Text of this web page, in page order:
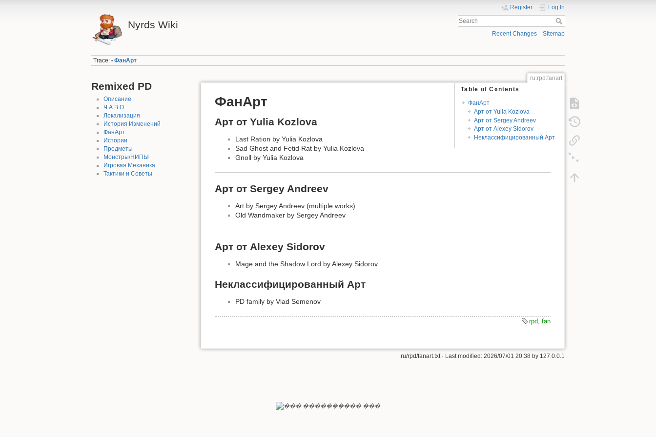
Nyrds Wiki
Register Log In
Recent Changes Sitemap
Trace: • ФанАрт
Remixed PD
Описание
Ч.А.В.О
Локализация
История Изменений
ФанАрт
Истории
Предметы
Монстры/НИПЫ
Игровая Механика
Тактики и Советы
ru:rpd:fanart
Table of Contents
ФанАрт
Арт от Yulia Kozlova
Арт от Sergey Andreev
Арт от Alexey Sidorov
Неклассифицированный Арт
ФанАрт
Арт от Yulia Kozlova
Last Ration by Yulia Kozlova
Sad Ghost and Fetid Rat by Yulia Kozlova
Gnoll by Yulia Kozlova
Арт от Sergey Andreev
Art by Sergey Andreev (multiple works)
Old Wandmaker by Sergey Andreev
Арт от Alexey Sidorov
Mage and the Shadow Lord by Alexey Sidorov
Неклассифицированный Арт
PD family by Vlad Semenov
rpd fan
ru/rpd/fanart.txt· Last modified: 2026/07/01 20:38 by 127.0.0.1